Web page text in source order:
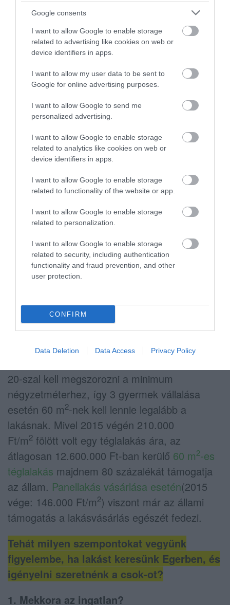
Google consents
I want to allow Google to enable storage
related to advertising like cookies on web or
device identifiers in apps.
I want to allow my user data to be sent to
Google for online advertising purposes.
I want to allow Google to send me
personalized advertising.
I want to allow Google to enable storage
related to analytics like cookies on web or
device identifiers in apps.
I want to allow Google to enable storage
related to functionality of the website or app.
I want to allow Google to enable storage
related to personalization.
I want to allow Google to enable storage
related to security, including authentication
functionality and fraud prevention, and other
user protection.
CONFIRM
Data Deletion Data Access Privacy Policy
Van azonban néhány szomorú kivétel,
amely ha megtörténik, akkor a tervezettnél
kevesebb megszületett gyerekkel is
teljesítettnek tekinteni a vállalást a törvény.
Ilyenek a házastárs halála vagy bizonyos
fokú rokkantsága, az első gyerek súlyos
fogyatékossággal születése, vagy 24
hetesnél idősebb magzat vagy gyerek
halála. Ha ezek közül bármelyik
bekövetkezik, nem kérik vissza a pénzt.
Mire lesz elég ez a támogatás Egerben?
Az egri ingatlanpiaci statisztikák szerint 2015
végére 197.000 Ft/m 2-re emelkedtek azegri
családi házakátlagos négyzetméterárai, így
egy 3 gyermekes támogatáshoz szükséges
) átlagosan 17.730.000 Ft-ba kerül, szóval
több, mint 56%-át fedezni tudják az egriek az
20-szal kell megszorozni a minimum
négyzetméterhez, így 3 gyermek vállalása
esetén 60 m2-nek kell lennie legalább a
lakásnak. Mivel 2015 végén 210.000
Ft/m2 fölött volt egy téglalakás ára, az
átlagosan 12.600.000 Ft-ban kerülő 60 m2-es
téglalakás majdnem 80 százalékát támogatja
az állam. Panellakás vásárlása esetén(2015
vége: 146.000 Ft/m2) viszont már az állami
támogatás a lakásvásárlás egészét fedezi.
Tehát milyen szempontokat vegyünk
figyelembe, ha lakást keresünk Egerben, és
igényelni szeretnénk a csok-ot?
1. Mekkora az ingatlan?